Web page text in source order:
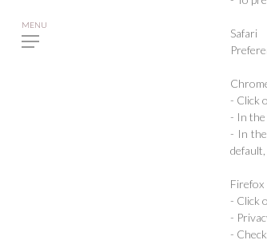
Safari
- Click
- In the
- In
Firefox
- Click
-
-